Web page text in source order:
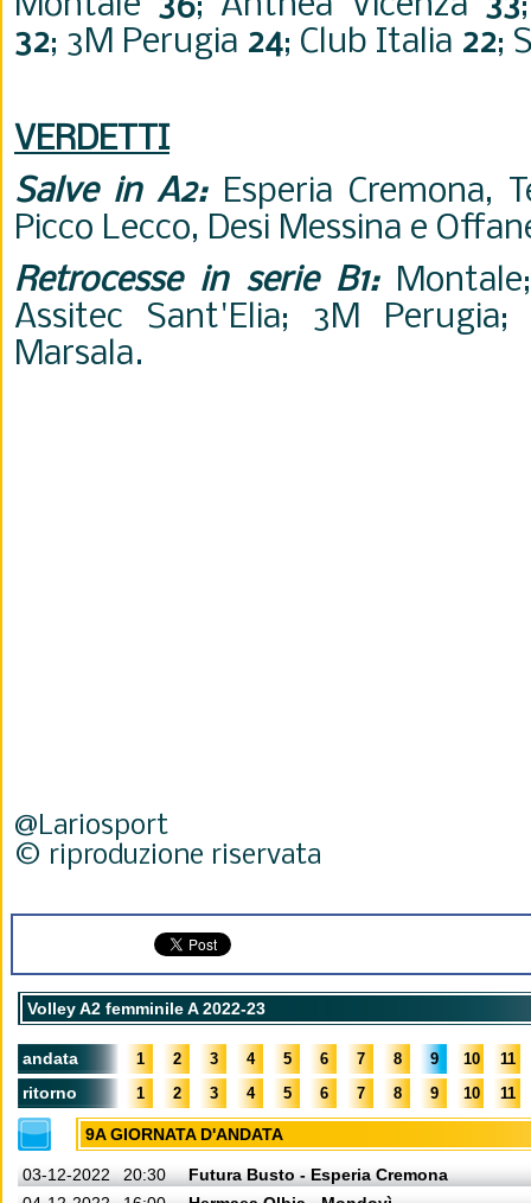
32; 3M Perugia 24; Club Italia 22;
VERDETTI
Salve in A2:Esperia Cremona,
Picco Lecco, Desi Messina e
Retrocesse in serie B1:
Assitec Sant'Elia; 3M
Marsala.
@Lariosport
© riproduzione riservata
Volley A2 femminile A 2022-23
andata 1 2 3 4 5 6 7 8 9 10 11
ritorno 1 2 3 4 5 6 7 8 9 10 11
9A GIORNATA D'ANDATA
03-12-2022 20:30
Futura Busto - Esperia Cremona